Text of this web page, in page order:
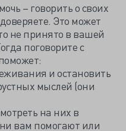
– говорить о своих
Это может
не принято в вашей
поговорите с
и остановить
мыслей (они
на них в
вам помогают или